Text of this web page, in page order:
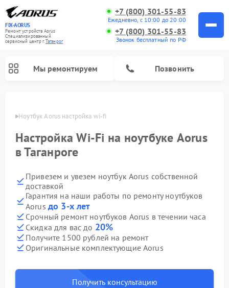
FIX-AORUS
Ремонт устройств Aorus
Специализированный
cервисный центр г.Таганрог
+7 (800) 301-55-83
Ежедневно, с 10:00 до 20:00
+7 (800) 301-55-83
Звонок бесплатный по РФ
Мы ремонтируем Позвонить
Ноутбук Aorus настройка wi-fi
Настройка Wi-Fi на ноутбуке Aorus
в Таганроге
Привезем и увезем ноутбук Aorus собственной
доставкой
Гарантия на наши работы по ремонту ноутбуков
Aorus до 3-х лет
Срочный ремонт ноутбуков Aorus в течении часа
Скидка для вас до 20%
Получите 1500 рублей на ремонт
Оригинальные комплектующие Aorus
Получить консультацию